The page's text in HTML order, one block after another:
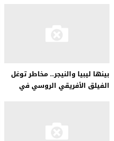
بينها ليبيا والنيجر.. مخاطر توغل
الفيلق الأفريقي الروسي في